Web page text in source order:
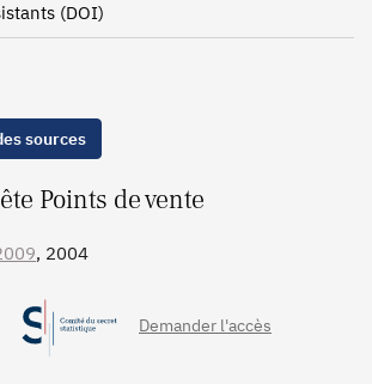
(DOI)
sources
Points de vente
, 2004
Demander l'accès